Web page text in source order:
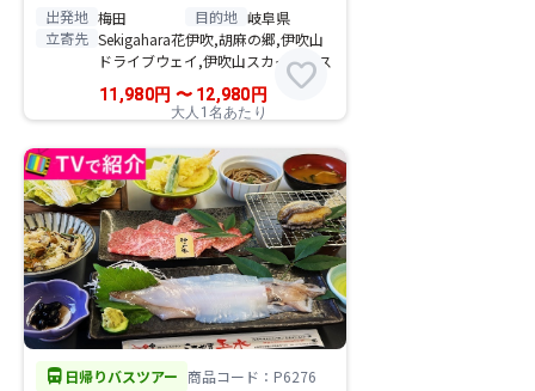
出発地 梅田 目的地 岐阜県
立寄先 Sekigahara花伊吹,胡麻の郷,伊吹山
ドライブウェイ,伊吹山スカイテラス
11,980円 〜12,980円
大人1名あたり
favorite
directions_bus 日帰りバスツアー 商品コード：P6276